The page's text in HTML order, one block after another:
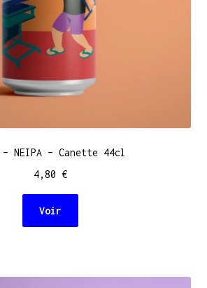
– NEIPA – Canette 44cl
4,80 €
Voir